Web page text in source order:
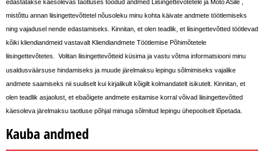
edastatakse käesolevas taotluses toodud andmed Liisingettevõtetele ja Moto ASile ,
mistõttu annan liisingettevõttetel nõusoleku minu kohta käivate andmete töötlemiseks
ning vajadusel nende edastamiseks. Kinnitan, et olen teadlik, et liisingettevõtted töötlevad
kõiki kliendiandmeid vastavalt Kliendiandmete Töötlemise Põhimõtetele
liisingettevõtetes
Volitan liisingettevõtteid küsima ja vastu võtma informatsiooni minu
usaldusväärsuse hindamiseks ja muude järelmaksu lepingu sõlmimiseks vajalike
andmete saamiseks nii suuliselt kui kirjalikult kõigilt kolmandatelt isikutelt. Kinnitan, et
olen teadlik asjaolust, et ebaõigete andmete esitamise korral võivad liisingettevõtted
käesoleva järelmaksu taotluse põhjal minuga sõlmitud lepingu ühepoolselt lõpetada.
Kauba andmed